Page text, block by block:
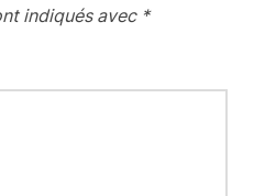
indiqués avec *